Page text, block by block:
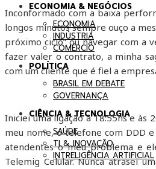
ECONOMIA & NEGÓCIOS
ECONOMIA
INDÚSTRIA
COMÉRCIO
POLÍTICA
BRASIL EM DEBATE
GOVERNANÇA
CIÊNCIA & TECNOLOGIA
SAÚDE
TI & INOVAÇÃO
INTRELIGÊNCIA ARTIFICIAL
Inconformado com a baixa
longos minutos sempre ouço a
próximo ciclo” ou navegar com a
fazer valer o contrato, a minha
com um cliente que é fiel a
Iniciei uma ligação à 18:55hs e às
meu nome, o telefone com DDD
atendentes o meu problema e
Telemig Celular. Nunca atrasei